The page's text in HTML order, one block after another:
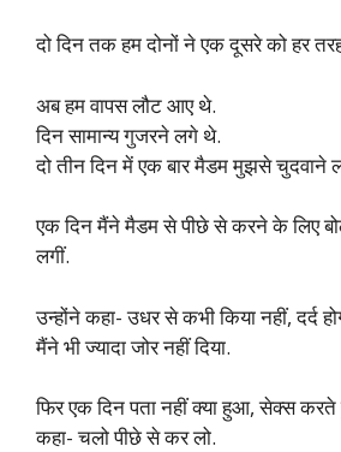
दो दिन तक हम दोनों ने एक दूसरे को हर
अब हम वापस लौट आए थे.
दिन सामान्य गुजरने लगे थे.
दो तीन दिन में एक बार मैडम मुझसे चुदवाने
एक दिन मैंने मैडम से पीछे से करने के लिए
लगीं.
उन्होंने कहा- उधर से कभी किया नहीं, दर्द
मैंने भी ज्यादा जोर नहीं दिया.
फिर एक दिन पता नहीं क्या हुआ, सेक्स
कहा- चलो पीछे से कर लो.